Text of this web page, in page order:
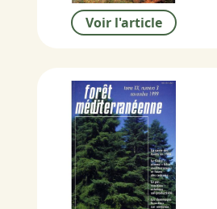
Voir l'article